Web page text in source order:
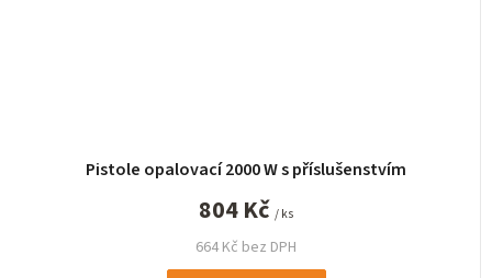
Pistole opalovací 2000 W s příslušenstvím
664 Kč bez DPH
804 Kč / ks